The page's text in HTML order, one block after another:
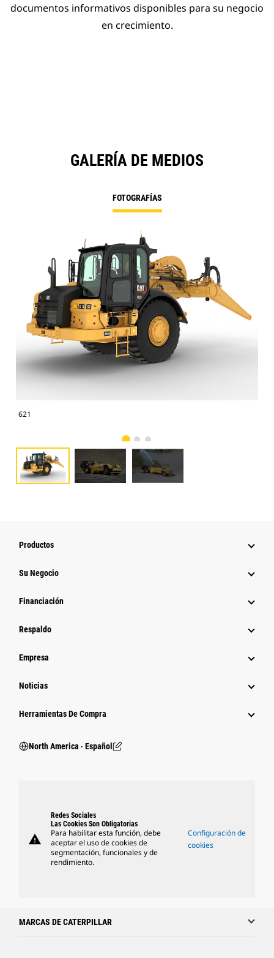
documentos informativos disponibles para su negocio
en crecimiento.
GALERÍA DE MEDIOS
FOTOGRAFÍAS
621
Productos
Su Negocio
Financiación
Respaldo
Empresa
Noticias
Herramientas De Compra
North America ‧ Español
warning
Redes Sociales
Las Cookies Son Obligatorias
Para habilitar esta función, debe
aceptar el uso de cookies de
segmentación, funcionales y de
rendimiento.
Configuración de
cookies
MARCAS DE CATERPILLAR